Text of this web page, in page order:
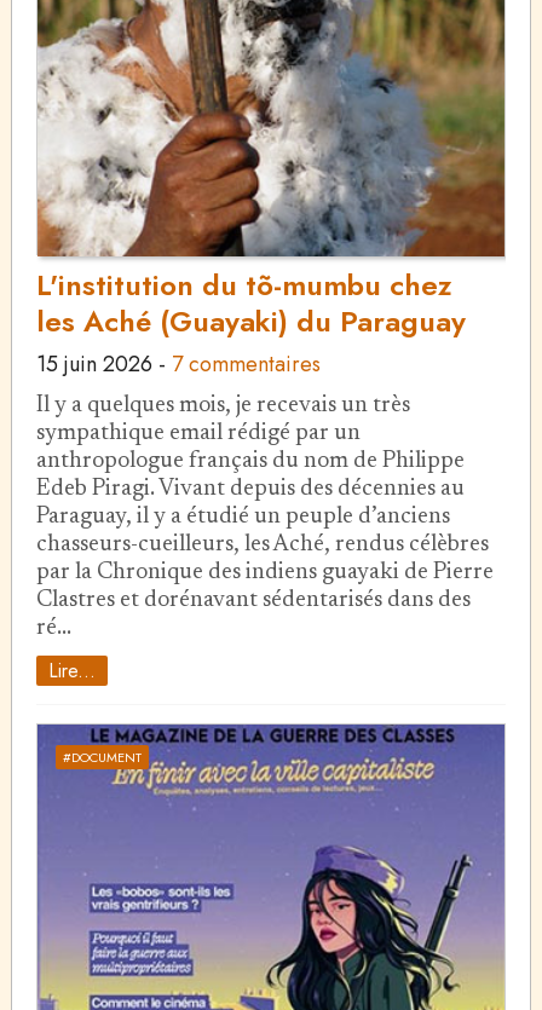
L'institution du tõ-mumbu chez
les Aché (Guayaki) du Paraguay
15 juin 2026 - 7 commentaires
Il y a quelques mois, je recevais un très
sympathique email rédigé par un
anthropologue français du nom de Philippe
Edeb Piragi. Vivant depuis des décennies au
Paraguay, il y a étudié un peuple d’anciens
chasseurs-cueilleurs, les Aché, rendus célèbres
par la Chronique des indiens guayaki de Pierre
Clastres et dorénavant sédentarisés dans des
ré…
Lire...
#DOCUMENT